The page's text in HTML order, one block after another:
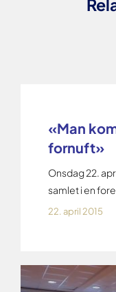
«Man
fornuft»
Onsdag 22.
samlet i en
22. april 2015